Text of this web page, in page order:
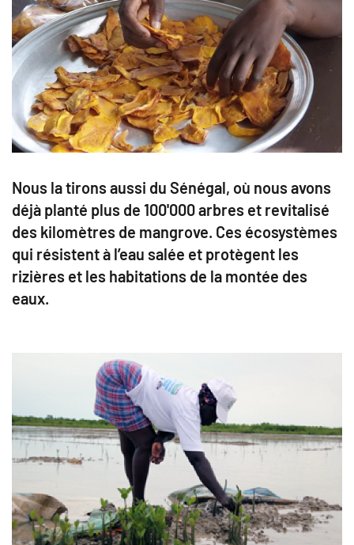
Nous la tirons aussi du Sénégal, où nous avons
déjà planté plus de 100'000 arbres et revitalisé
des kilomètres de mangrove. Ces écosystèmes
qui résistent à l’eau salée et protègent les
rizières et les habitations de la montée des
eaux.